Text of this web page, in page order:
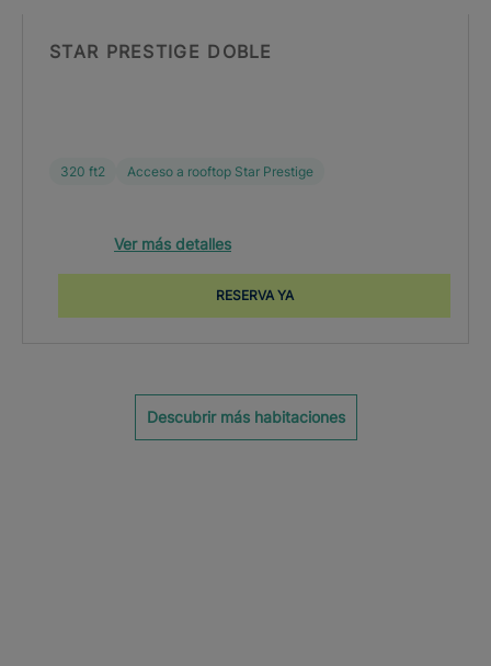
STAR PRESTIGE DOBLE
320 ft2 Acceso a rooftop Star Prestige
Ver más detalles
RESERVA YA
Descubrir más habitaciones